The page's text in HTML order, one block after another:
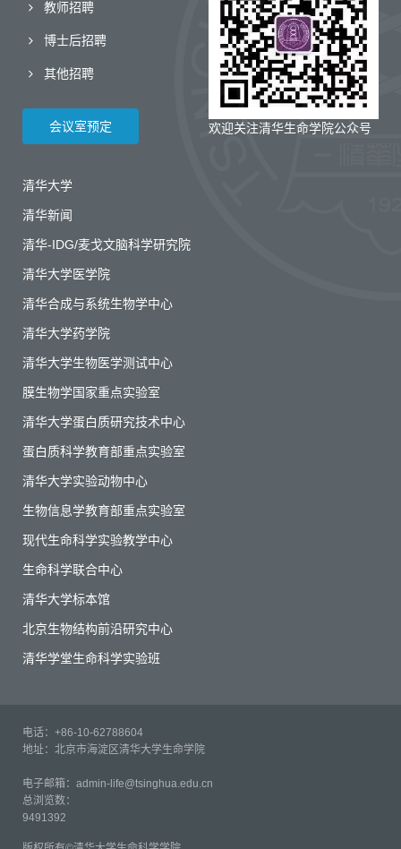
欢迎关注清华生命学院公众号
教师招聘
博士后招聘
其他招聘
会议室预定
清华大学
清华新闻
清华-IDG/麦戈文脑科学研究院
清华大学医学院
清华合成与系统生物学中心
清华大学药学院
清华大学生物医学测试中心
膜生物学国家重点实验室
清华大学蛋白质研究技术中心
蛋白质科学教育部重点实验室
清华大学实验动物中心
生物信息学教育部重点实验室
现代生命科学实验教学中心
生命科学联合中心
清华大学标本馆
北京生物结构前沿研究中心
清华学堂生命科学实验班
电话：+86-10-62788604
地址：北京市海淀区清华大学生命学院
电子邮箱：admin-life@tsinghua.edu.cn
总浏览数：
9491392